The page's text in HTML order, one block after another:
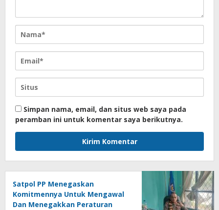
Simpan nama, email, dan situs web saya pada
peramban ini untuk komentar saya berikutnya.
Satpol PP Menegaskan
Komitmennya Untuk Mengawal
Dan Menegakkan Peraturan